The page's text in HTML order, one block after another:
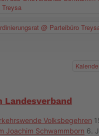
Treysa
@ Parteibüro
Landesverband
Volksbegehren
Joachim Schwammborn 6.